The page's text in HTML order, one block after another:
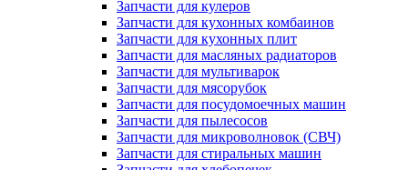
Запчасти для кулеров
Запчасти для кухонных комбаинов
Запчасти для кухонных плит
Запчасти для масляных радиаторов
Запчасти для мультиварок
Запчасти для мясорубок
Запчасти для посудомоечных машин
Запчасти для пылесосов
Запчасти для микроволновок (СВЧ)
Запчасти для стиральных машин